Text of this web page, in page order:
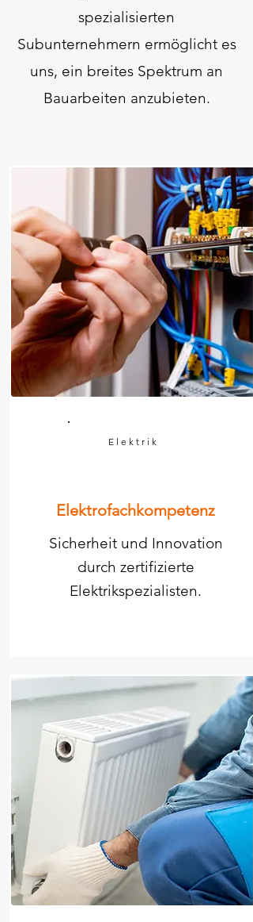
spezialisierten
Subunternehmern ermöglicht es
uns, ein breites Spektrum an
Bauarbeiten anzubieten.
Elektrik
Elektrofachkompetenz
Sicherheit und Innovation
durch zertifizierte
Elektrikspezialisten.